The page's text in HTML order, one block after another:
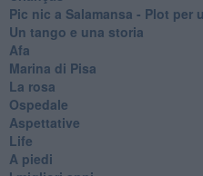
Pic nic a Salamansa - Plot per
Un tango e una storia
Afa
Marina di Pisa
La rosa
Ospedale
Aspettative
Life
A piedi